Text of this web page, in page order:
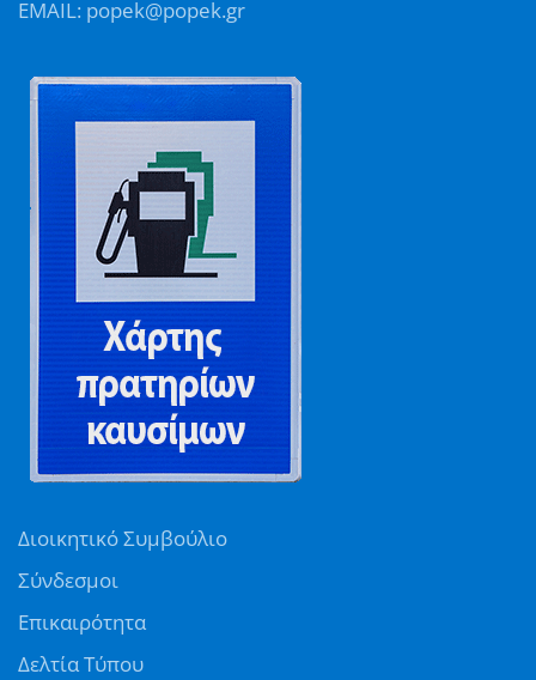
EMAIL: popek@popek.gr
Διοικητικό Συμβούλιο
Σύνδεσμοι
Επικαιρότητα
Δελτία Τύπου